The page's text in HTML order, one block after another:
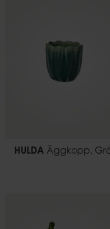
HULDA Äggkopp,